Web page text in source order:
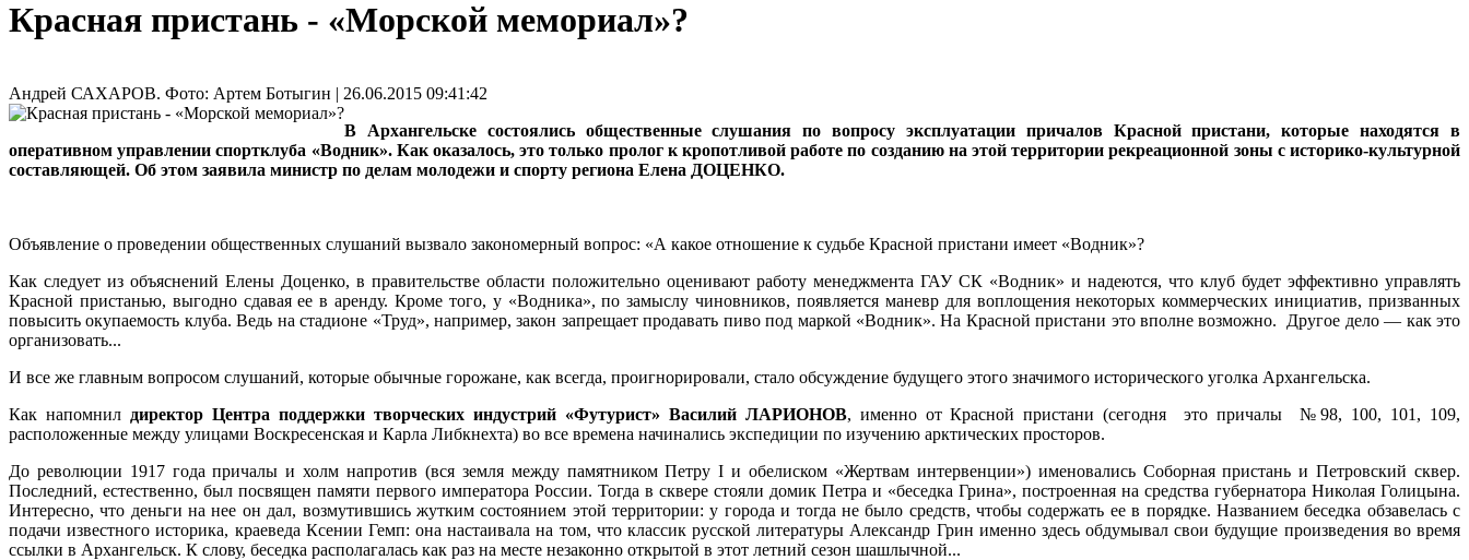
Красная пристань - «Морской мемориал»?
Андрей САХАРОВ. Фото: Артем Ботыгин | 26.06.2015 09:41:42
В Архангельске состоялись общественные слушания по вопросу эксплуатации причалов Красной пристани, которые находятся в
оперативном управлении спортклуба «Водник». Как оказалось, это только пролог к кропотливой работе по созданию на этой территории рекреационной зоны с историко-культурной
составляющей. Об этом заявила министр по делам молодежи и спорту региона Елена ДОЦЕНКО.
Объявление о проведении общественных слушаний вызвало закономерный вопрос: «А какое отношение к судьбе Красной пристани имеет «Водник»?
Как следует из объяснений Елены Доценко, в правительстве области положительно оценивают работу менеджмента ГАУ СК «Водник» и надеются, что клуб будет эффективно управлять
Красной пристанью, выгодно сдавая ее в аренду. Кроме того, у «Водника», по замыслу чиновников, появляется маневр для воплощения некоторых коммерческих инициатив, призванных
повысить окупаемость клуба. Ведь на стадионе «Труд», например, закон запрещает продавать пиво под маркой «Водник». На Красной пристани это вполне возможно. Другое дело — как это
организовать...
И все же главным вопросом слушаний, которые обычные горожане, как всегда, проигнорировали, стало обсуждение будущего этого значимого исторического уголка Архангельска.
Как напомнил директор Центра поддержки творческих индустрий «Футурист» Василий ЛАРИОНОВ, именно от Красной пристани (сегодня это причалы №98, 100, 101, 109,
расположенные между улицами Воскресенская и Карла Либкнехта) во все времена начинались экспедиции по изучению арктических просторов.
До революции 1917 года причалы и холм напротив (вся земля между памятником Петру I и обелиском «Жертвам интервенции») именовались Соборная пристань и Петровский сквер.
Последний, естественно, был посвящен памяти первого императора России. Тогда в сквере стояли домик Петра и «беседка Грина», построенная на средства губернатора Николая Голицына.
Интересно, что деньги на нее он дал, возмутившись жутким состоянием этой территории: у города и тогда не было средств, чтобы содержать ее в порядке. Названием беседка обзавелась с
подачи известного историка, краеведа Ксении Гемп: она настаивала на том, что классик русской литературы Александр Грин именно здесь обдумывал свои будущие произведения во время
ссылки в Архангельск. К слову, беседка располагалась как раз на месте незаконно открытой в этот летний сезон шашлычной...